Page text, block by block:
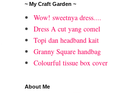
~ My Craft Garden ~
Wow! sweetnya dress....
Dress A cut yang comel
Topi dan headband kait
Granny Square handbag
Colourful tissue box cover
About Me